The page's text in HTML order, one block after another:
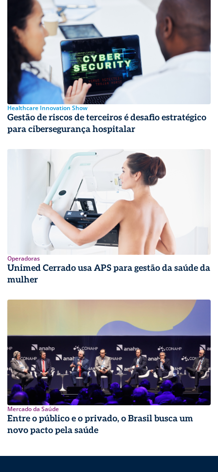
Healthcare Innovation Show
Gestão de riscos de terceiros é desafio estratégico
para cibersegurança hospitalar
Operadoras
Unimed Cerrado usa APS para gestão da saúde da
mulher
Mercado da Saúde
Entre o público e o privado, o Brasil busca um
novo pacto pela saúde